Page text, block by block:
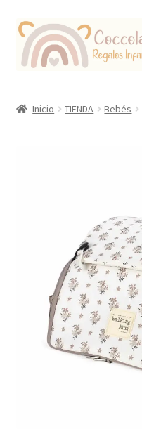
Ir
la
Ir
contenido
Inicio TIENDA Bebés